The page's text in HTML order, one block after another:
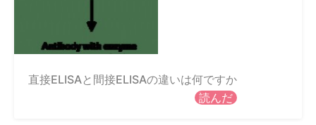
直接ELISAと間接ELISAの違いは何ですか
読んだ